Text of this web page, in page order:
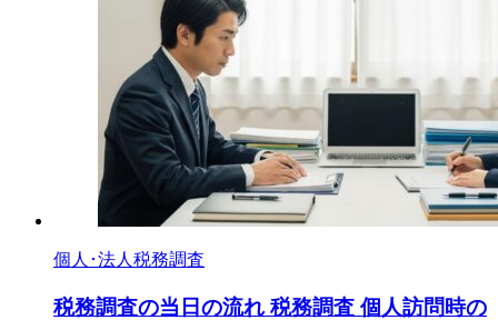
個人･法人税務調査
税務調査の当日の流れ 税務調査 個人訪問時の